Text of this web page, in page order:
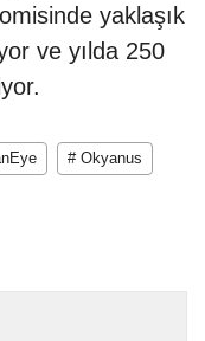
yaklaşık
ve yılda 250
# Okyanus